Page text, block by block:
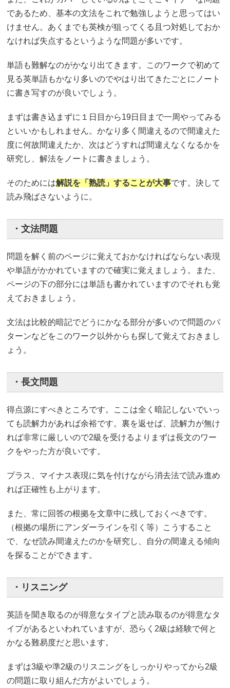
であるため、基本の文法をこれで勉強しようと思ってはい
けません。あくまでも英検が狙ってくる且つ対処しておか
なければ失点するというような問題が多いです。
単語も難解なのがかなり出てきます。このワークで初めて
見る英単語もかなり多いのでやはり出てきたごとにノート
に書き写すのが良いでしょう。
まずは書き込まずに１日目から19日目まで一周やってみる
といいかもしれません。かなり多く間違えるので間違えた
度に何故間違えたか、次はどうすれば間違えなくなるかを
研究し、解法をノートに書きましょう。
そのためには解説を「熟読」することが大事です。決して
読み飛ばさないように。
・文法問題
問題を解く前のページに覚えておかなければならない表現
や単語がかかれていますので確実に覚えましょう。また、
ページの下の部分には単語も書かれていますのでそれも覚
えておきましょう。
文法は比較的暗記でどうにかなる部分が多いので問題のパ
ターンなどをこのワーク以外からも探して覚えておきまし
ょう。
・長文問題
得点源にすべきところです。ここは全く暗記しないでいっ
ても読解力があれば余裕です。裏を返せば、読解力が無け
れば非常に厳しいので2級を受けるよりまずは長文のワー
クをやった方が良いです。
プラス、マイナス表現に気を付けながら消去法で読み進め
れば正確性も上がります。
また、常に回答の根拠を文章中に残しておくべきです。
（根拠の場所にアンダーラインを引く等）こうすること
で、なぜ読み間違えたのかを研究し、自分の間違える傾向
を探ることができます。
・リスニング
英語を聞き取るのが得意なタイプと読み取るのが得意なタ
イプがあるといわれていますが、恐らく2級は経験で何と
かなる難易度だと思います。
まずは3級や準2級のリスニングをしっかりやってから2級
の問題に取り組んだ方がよいでしょう。